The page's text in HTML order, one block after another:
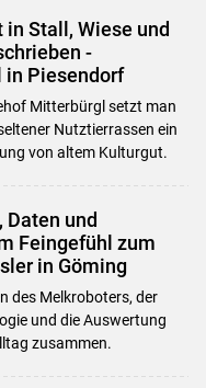
Stall, Wiese und
-
Piesendorf
Mitterbürgl setzt man
Nutztierrassen ein
von altem Kulturgut.
und
Feingefühl zum
in Göming
des Melkroboters, der
und die Auswertung
zusammen.